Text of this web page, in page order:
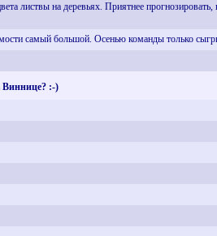
листвы на деревьях. Приятнее
самый большой. Осенью команды только
Виннице? :-)